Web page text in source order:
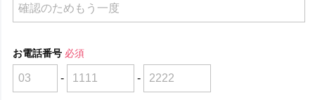
お電話番号 必須
- -